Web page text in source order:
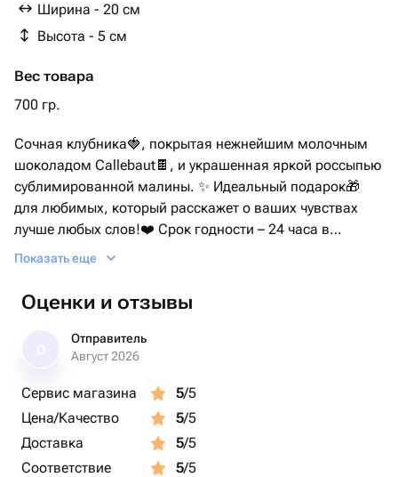
Ширина - 20 см
Высота - 5 см
Вес товара
700 гр.
Сочная клубника🍓, покрытая нежнейшим молочным
шоколадом Callebaut🍫, и украшенная яркой россыпью
сублимированной малины. ✨ Идеальный подарок🎁
для любимых, который расскажет о ваших чувствах
лучше любых слов!❤️ Срок годности – 24 часа в
холодильнике, чтобы сохранить всю свежесть и
Показать еще
Оценки и отзывы
Отправитель
Август 2026
Сервис магазина 5/5
Цена/Качество
5/5
Доставка
5/5
Соответствие
5/5